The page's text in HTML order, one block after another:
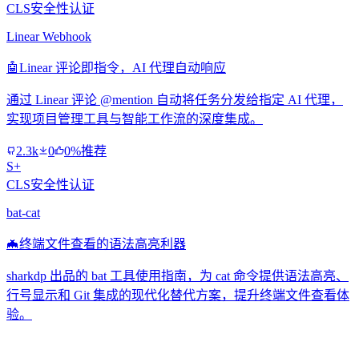
CLS安全性认证
Linear Webhook
🤖Linear 评论即指令，AI 代理自动响应
通过 Linear 评论 @mention 自动将任务分发给指定 AI 代理，
实现项目管理工具与智能工作流的深度集成。
2.3k 0
0%推荐
S+
CLS安全性认证
bat-cat
🦇终端文件查看的语法高亮利器
sharkdp 出品的 bat 工具使用指南，为 cat 命令提供语法高亮、
行号显示和 Git 集成的现代化替代方案，提升终端文件查看体
验。